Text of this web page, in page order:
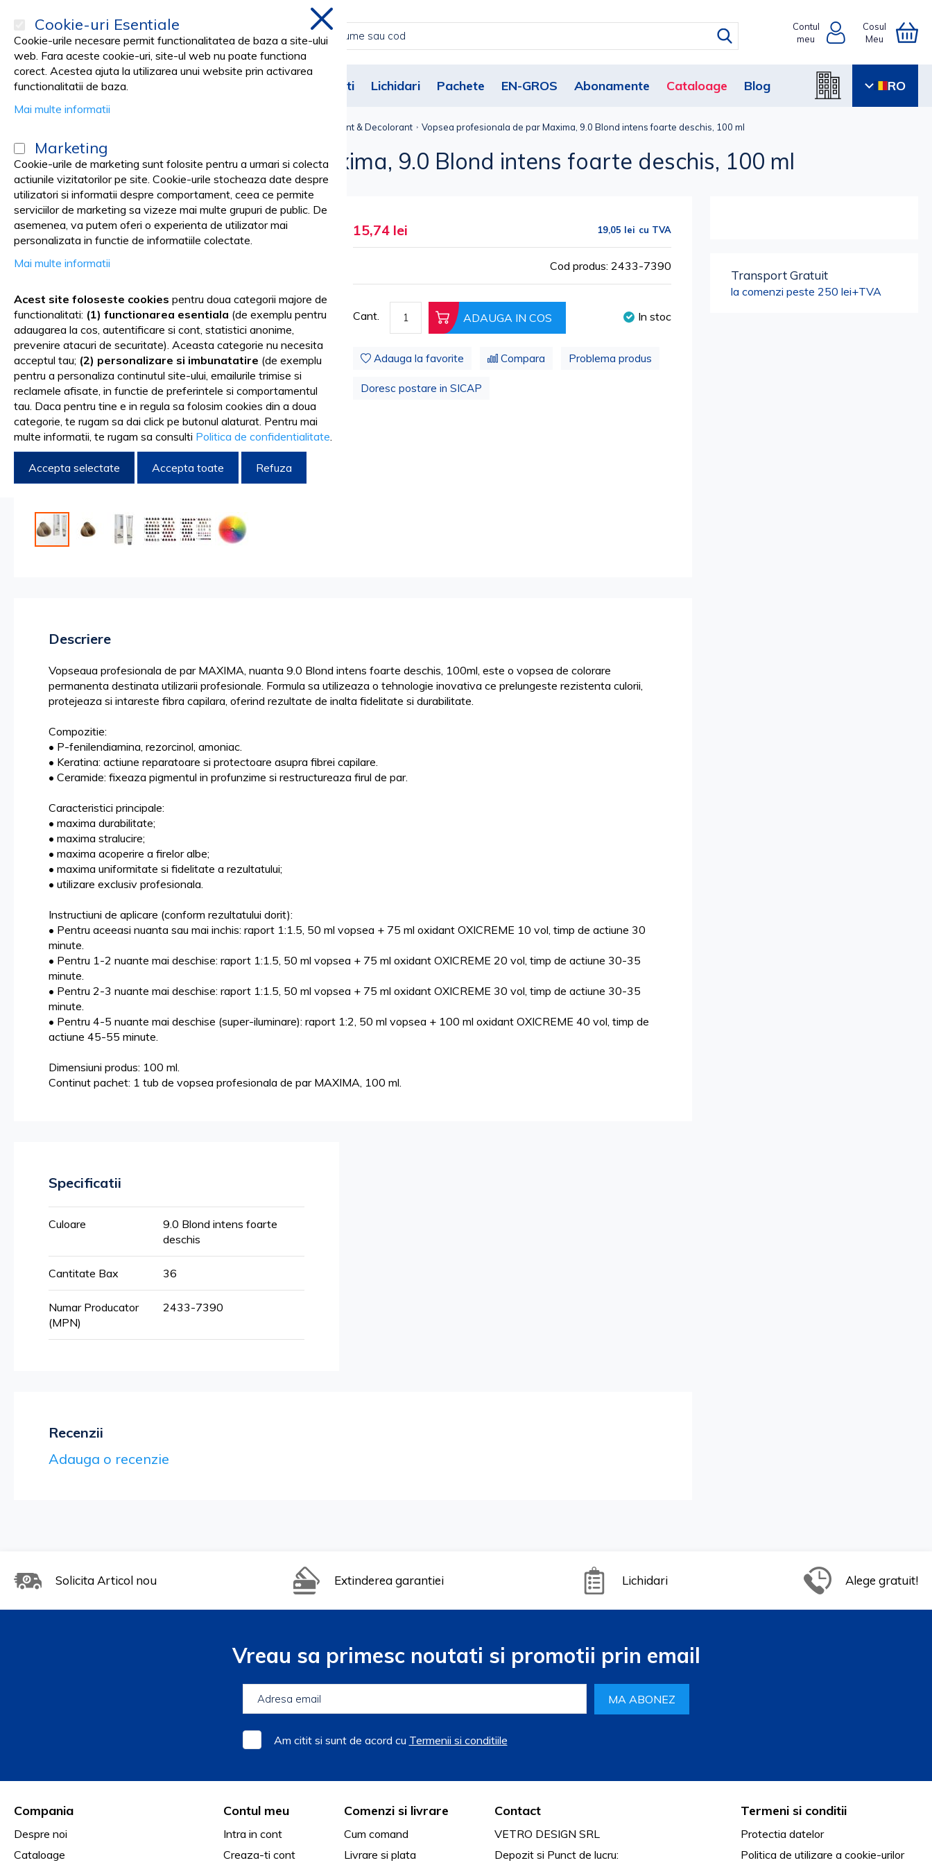
Contul
meu
RO
Cosul
Meu
PRODUSE Noutati Lichidari Pachete EN-GROS Abonamente Cataloage Blog
Vopsea Par, Oxidant & Decolorant Vopsea profesionala de par Maxima, 9.0 Blond intens foarte deschis, 100 ml
Vopsea profesionala de par Maxima, 9.0 Blond intens foarte deschis, 100 ml
end
the
images
gallery
the
images
19,05 lei
15,74 lei
Cod produs: 2433-7390
Cant. ADAUGA IN COS In stoc
Adauga la favorite Compara Problema produs
Doresc postare in SICAP
Descriere
Vopseaua profesionala de par MAXIMA, nuanta 9.0 Blond intens foarte deschis, 100ml, este o vopsea de colorare
permanenta destinata utilizarii profesionale. Formula sa utilizeaza o tehnologie inovativa ce prelungeste rezistenta culorii,
protejeaza si intareste fibra capilara, oferind rezultate de inalta fidelitate si durabilitate.
Compozitie:
• P-fenilendiamina, rezorcinol, amoniac.
• Keratina: actiune reparatoare si protectoare asupra fibrei capilare.
• Ceramide: fixeaza pigmentul in profunzime si restructureaza firul de par.
Caracteristici principale:
• maxima durabilitate;
• maxima stralucire;
• maxima acoperire a firelor albe;
• maxima uniformitate si fidelitate a rezultatului;
• utilizare exclusiv profesionala.
Instructiuni de aplicare (conform rezultatului dorit):
• Pentru aceeasi nuanta sau mai inchis: raport 1:1.5, 50 ml vopsea + 75 ml oxidant OXICREME 10 vol, timp de actiune 30
minute.
• Pentru 1-2 nuante mai deschise: raport 1:1.5, 50 ml vopsea + 75 ml oxidant OXICREME 20 vol, timp de actiune 30-35
minute.
• Pentru 2-3 nuante mai deschise: raport 1:1.5, 50 ml vopsea + 75 ml oxidant OXICREME 30 vol, timp de actiune 30-35
minute.
• Pentru 4-5 nuante mai deschise (super-iluminare): raport 1:2, 50 ml vopsea + 100 ml oxidant OXICREME 40 vol, timp de
actiune 45-55 minute.
Dimensiuni produs: 100 ml.
Continut pachet: 1 tub de vopsea profesionala de par MAXIMA, 100 ml.
Specificatii
multe
Culoare
9.0 Blond intens foarte
deschis
Cantitate Bax 36
Numar Producator
(MPN)
2433-7390
Recenzii
Adauga o recenzie
Transport Gratuit
la comenzi peste 250 lei+TVA
Solicita Articol nou Extinderea garantiei Lichidari Alege gratuit!
Vreau sa primesc noutati si promotii prin email
MA ABONEZ
Am citit si sunt de acord cu Termenii si conditiile
Compania
Despre noi
Cataloage
Contul meu
Intra in cont
Creaza-ti cont
Comenzi si livrare
Cum comand
Livrare si plata
Contact
VETRO DESIGN SRL
Depozit si Punct de lucru:
Termeni si conditii
Protectia datelor
Politica de utilizare a cookie-urilor
inchide
Cookie-uri Esentiale
Cookie-urile necesare permit functionalitatea de baza a site-ului
web. Fara aceste cookie-uri, site-ul web nu poate functiona
corect. Acestea ajuta la utilizarea unui website prin activarea
functionalitatii de baza.
Mai multe informatii
Marketing
Cookie-urile de marketing sunt folosite pentru a urmari si colecta
actiunile vizitatorilor pe site. Cookie-urile stocheaza date despre
utilizatori si informatii despre comportament, ceea ce permite
serviciilor de marketing sa vizeze mai multe grupuri de public. De
asemenea, va putem oferi o experienta de utilizator mai
personalizata in functie de informatiile colectate.
Mai multe informatii
Acest site foloseste cookies pentru doua categorii majore de
functionalitati: (1) functionarea esentiala (de exemplu pentru
adaugarea la cos, autentificare si cont, statistici anonime,
prevenire atacuri de securitate). Aceasta categorie nu necesita
acceptul tau; (2) personalizare si imbunatatire (de exemplu
pentru a personaliza continutul site-ului, emailurile trimise si
reclamele afisate, in functie de preferintele si comportamentul
tau. Daca pentru tine e in regula sa folosim cookies din a doua
categorie, te rugam sa dai click pe butonul alaturat. Pentru mai
multe informatii, te rugam sa consulti Politica de confidentialitate.
Accepta selectate Accepta toate Refuza